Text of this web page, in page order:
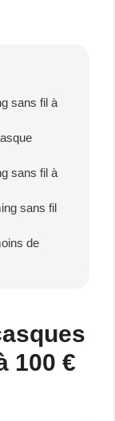
sans fil à
sans fil à
sans fil
de
100 €